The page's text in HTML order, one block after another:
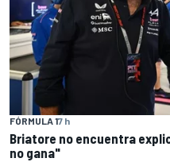
FÓRMULA 17 h
Briatore no encuentra
no gana"